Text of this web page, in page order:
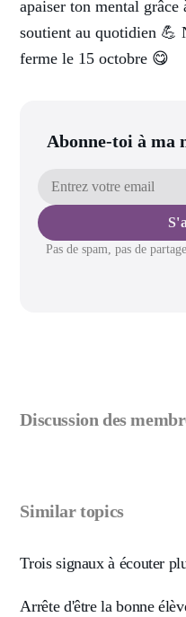
apaiser ton mental
soutient au quotidien 💪
ferme le 15 octobre 😋
Abonne-toi à ma
Pas de spam, pas de
Discussion des
Similar topics
Trois signaux à écouter
Arrête d'être la bonne